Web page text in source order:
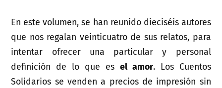
En este volumen, se han reunido dieciséis autores
que nos regalan veinticuatro de sus relatos, para
intentar ofrecer una particular y personal
definición de lo que es el amor. Los Cuentos
Solidarios se venden a precios de impresión sin